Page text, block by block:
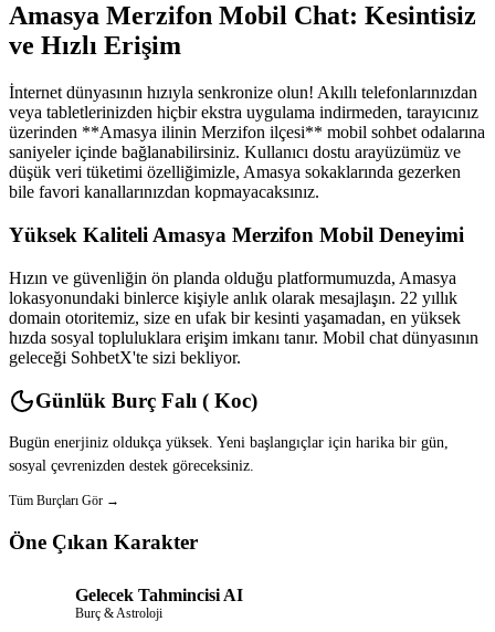
Amasya Merzifon Mobil Chat: Kesintisiz
ve Hızlı Erişim
İnternet dünyasının hızıyla senkronize olun! Akıllı telefonlarınızdan
veya tabletlerinizden hiçbir ekstra uygulama indirmeden, tarayıcınız
üzerinden **Amasya ilinin Merzifon ilçesi** mobil sohbet odalarına
saniyeler içinde bağlanabilirsiniz. Kullanıcı dostu arayüzümüz ve
düşük veri tüketimi özelliğimizle, Amasya sokaklarında gezerken
bile favori kanallarınızdan kopmayacaksınız.
Yüksek Kaliteli Amasya Merzifon Mobil Deneyimi
Hızın ve güvenliğin ön planda olduğu platformumuzda, Amasya
lokasyonundaki binlerce kişiyle anlık olarak mesajlaşın. 22 yıllık
domain otoritemiz, size en ufak bir kesinti yaşamadan, en yüksek
hızda sosyal topluluklara erişim imkanı tanır. Mobil chat dünyasının
geleceği SohbetX'te sizi bekliyor.
Günlük Burç Falı ( Koc)
Bugün enerjiniz oldukça yüksek. Yeni başlangıçlar için harika bir gün,
sosyal çevrenizden destek göreceksiniz.
Tüm Burçları Gör →
Öne Çıkan Karakter
Gelecek Tahmincisi AI
Burç & Astroloji